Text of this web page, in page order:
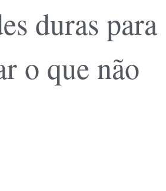
duras para
o que não